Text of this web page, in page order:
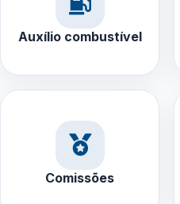
Auxílio combustível
Comissões